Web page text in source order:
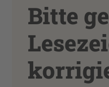
Bitte